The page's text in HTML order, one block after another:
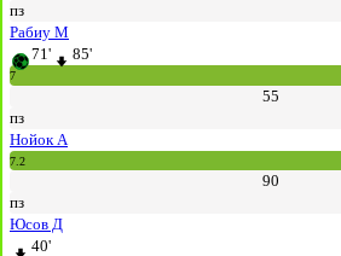
пз
Рабиу М
71'
85'
7
55
пз
Нойок А
7.2
90
пз
Юсов Д
40'